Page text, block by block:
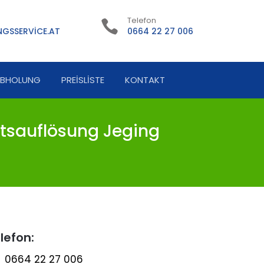
Telefon
0664 22 27 006
PREISLISTE KONTAKT
Jeging
0664 22 27 006